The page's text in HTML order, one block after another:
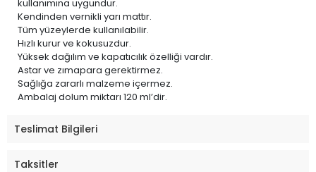
kullanımına uygundur.
Kendinden vernikli yarı mattır.
Tüm yüzeylerde kullanılabilir.
Hızlı kurur ve kokusuzdur.
Yüksek dağılım ve kapatıcılık özelliği vardır.
Astar ve zımapara gerektirmez.
Sağlığa zararlı malzeme içermez.
Ambalaj dolum miktarı 120 ml’dir.
Teslimat Bilgileri
Taksitler